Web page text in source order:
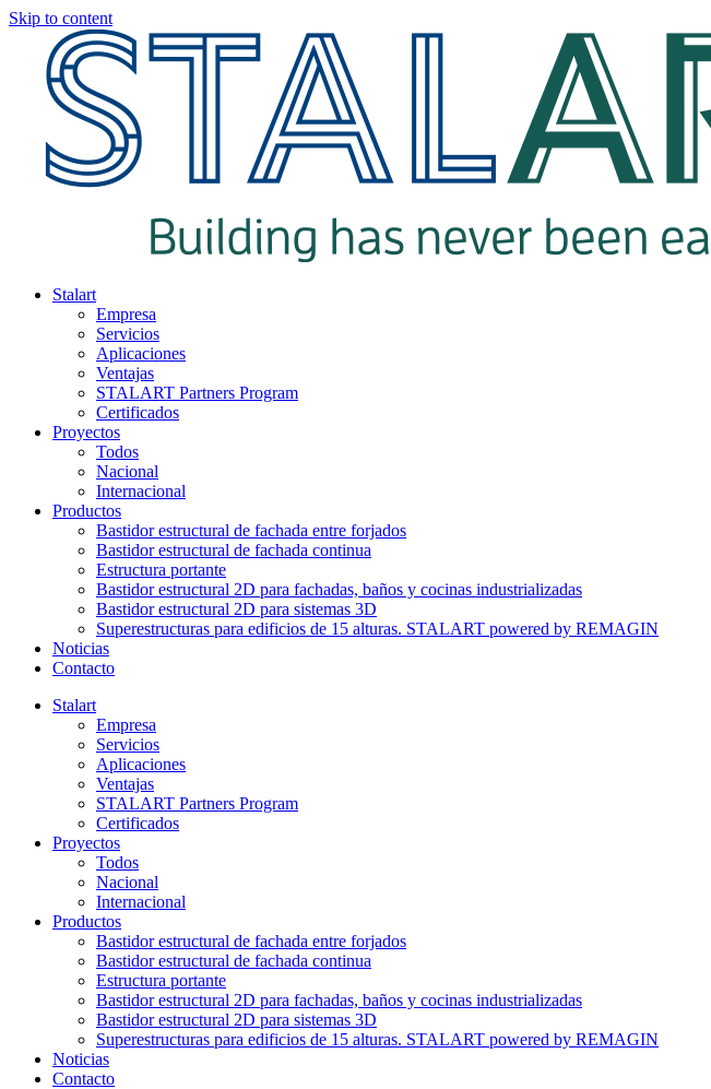
Skip to content
Stalart
Empresa
Servicios
Aplicaciones
Ventajas
STALART Partners Program
Certificados
Proyectos
Todos
Nacional
Internacional
Productos
Bastidor estructural de fachada entre forjados
Bastidor estructural de fachada continua
Estructura portante
Bastidor estructural 2D para fachadas, baños y cocinas industrializadas
Bastidor estructural 2D para sistemas 3D
Superestructuras para edificios de 15 alturas. STALART powered by REMAGIN
Noticias
Contacto
Stalart
Empresa
Servicios
Aplicaciones
Ventajas
STALART Partners Program
Certificados
Proyectos
Todos
Nacional
Internacional
Productos
Bastidor estructural de fachada entre forjados
Bastidor estructural de fachada continua
Estructura portante
Bastidor estructural 2D para fachadas, baños y cocinas industrializadas
Bastidor estructural 2D para sistemas 3D
Superestructuras para edificios de 15 alturas. STALART powered by REMAGIN
Noticias
Contacto